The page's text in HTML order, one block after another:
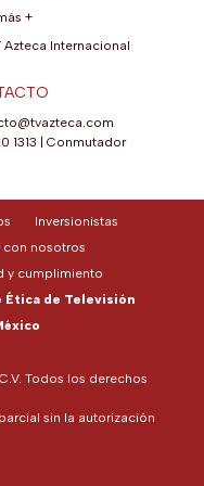
+
Azteca Internacional
1313
Conmutador
Todos los derechos
sin la autorización
Inversionistas
con nosotros
y cumplimiento
Ética de Televisión